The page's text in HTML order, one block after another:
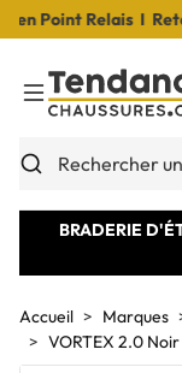
Point Relais I
Toggle Menu
Rechercher
BRADERIE
Accueil Marques
VORTEX 2.0